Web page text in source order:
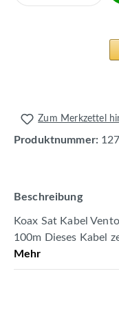
Zum Merkzettel
Produktnummer:
Beschreibung
Koax Sat Kabel
100m Dieses Kabel
Mehr